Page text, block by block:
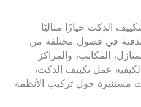
الدكت خيارًا مثاليًا
في فصول مختلفة من
المكاتب، والمراكز
لكيفية عمل تكييف الدكت،
مستنيرة حول تركيب الأنظمة